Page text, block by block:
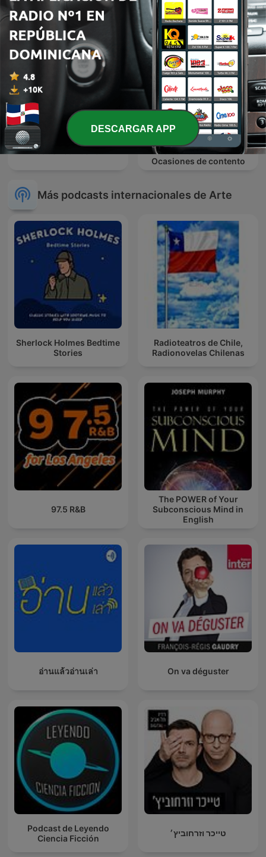
Sabor Caribeño
De Bernardo de Balbuena
a Salvador Novo.
Ocasiones de contento
Más podcasts internacionales de Arte
Sherlock Holmes Bedtime
Stories
Radioteatros de Chile,
Radionovelas Chilenas
97.5 R&B
The POWER of Your
Subconscious Mind in
English
อ่านแล้วอ่านเล่า On va déguster
Podcast de Leyendo
Ciencia Ficción
טייכר וזרחוביץ׳
DESCARGAR APP